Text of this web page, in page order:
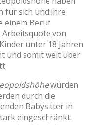
für sich und ihre
einem Beruf
Arbeitsquote von
unter 18 Jahren
und somit weit über
würden
durch die
Babysitter in
eingeschränkt.